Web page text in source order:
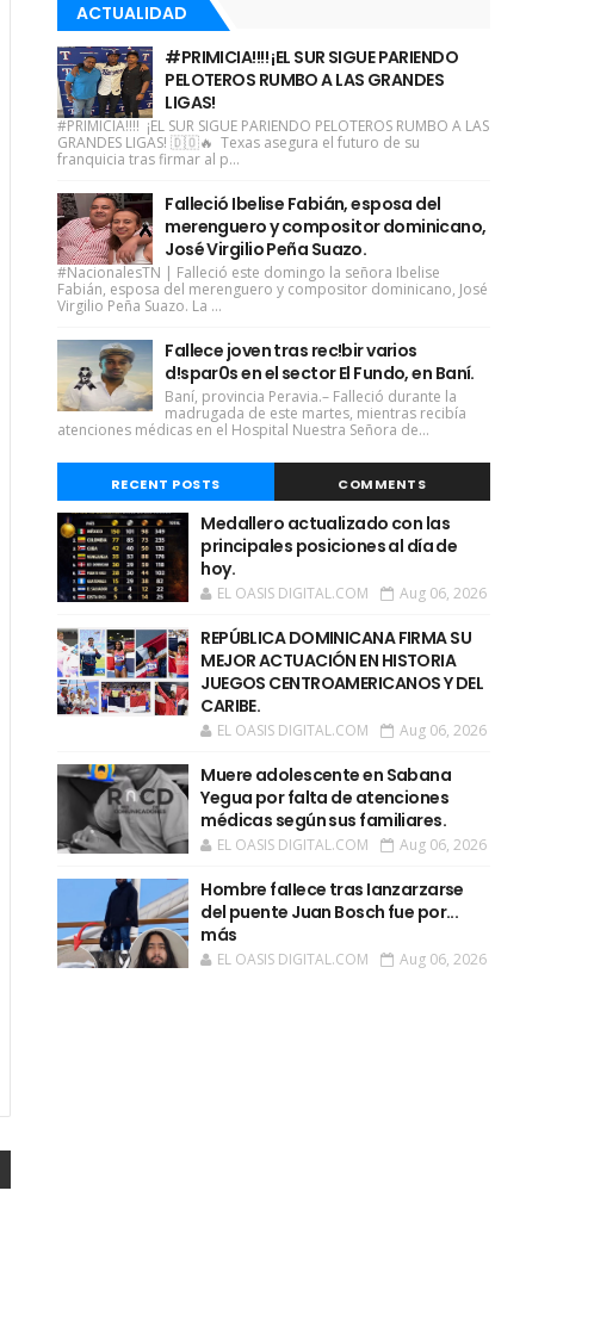
ACTUALIDAD
#PRIMICIA!!!! ¡EL SUR SIGUE PARIENDO
PELOTEROS RUMBO A LAS GRANDES
LIGAS!
#PRIMICIA!!!! ¡EL SUR SIGUE PARIENDO PELOTEROS RUMBO A LAS
GRANDES LIGAS! 🇩🇴🔥 Texas asegura el futuro de su
franquicia tras firmar al p...
Falleció Ibelise Fabián, esposa del
merenguero y compositor dominicano,
José Virgilio Peña Suazo.
#NacionalesTN | Falleció este domingo la señora Ibelise
Fabián, esposa del merenguero y compositor dominicano, José
Virgilio Peña Suazo. La ...
Fallece joven tras rec!bir varios
d!spar0s en el sector El Fundo, en Baní.
Baní, provincia Peravia.– Falleció durante la
madrugada de este martes, mientras recibía
atenciones médicas en el Hospital Nuestra Señora de...
RECENT POSTS COMMENTS
Medallero actualizado con las
principales posiciones al día de
hoy.
EL OASIS DIGITAL.COM Aug 06, 2026
REPÚBLICA DOMINICANA FIRMA SU
MEJOR ACTUACIÓN EN HISTORIA
JUEGOS CENTROAMERICANOS Y DEL
CARIBE.
EL OASIS DIGITAL.COM Aug 06, 2026
Muere adolescente en Sabana
Yegua por falta de atenciones
médicas según sus familiares.
EL OASIS DIGITAL.COM Aug 06, 2026
Hombre faIIece tras Ianzarzarse
del puente Juan Bosch fue por...
más
EL OASIS DIGITAL.COM Aug 06, 2026